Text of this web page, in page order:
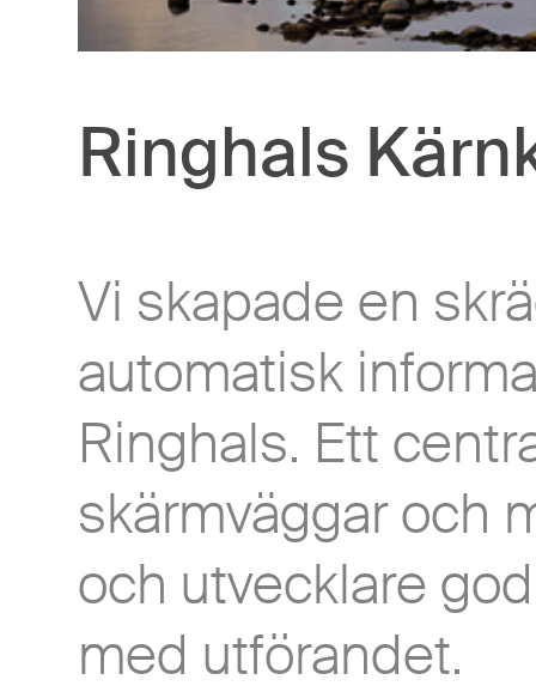
Ringhals
Vi skapade en
automatisk
Ringhals. Ett
skärmväggar och
och utvecklare
med utförandet.